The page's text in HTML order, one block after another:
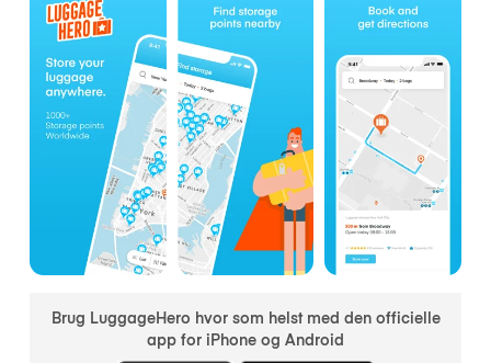
Brug LuggageHero hvor som helst med den officielle
app for iPhone og Android